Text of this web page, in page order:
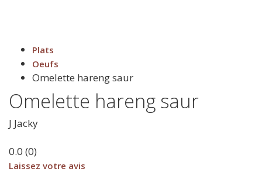
Plats
Oeufs
Omelette hareng saur
Omelette hareng saur
J Jacky
0.0 (0)
Laissez votre avis